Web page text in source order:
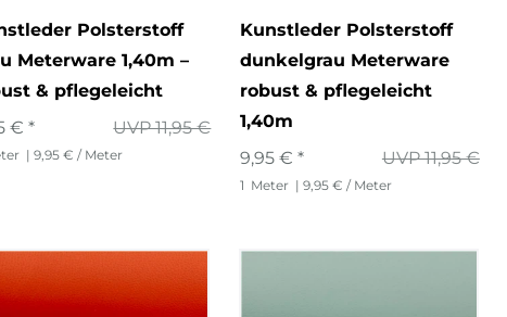
Polsterstoff
Meterware 1,40m –
& pflegeleicht
UVP 11,95 €
€ *
| 9,95 € / Meter
Kunstleder Polsterstoff
dunkelgrau Meterware
robust & pflegeleicht
1,40m
UVP 11,95 €
9,95 € *
1 Meter | 9,95 € / Meter